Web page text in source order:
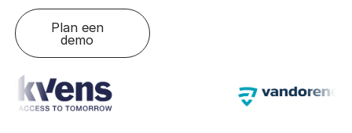
Plan een
demo